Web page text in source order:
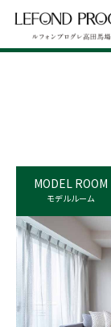
MODEL ROOM
モデルルーム